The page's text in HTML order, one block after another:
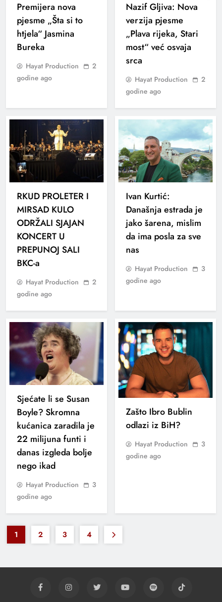
Premijera nova
pjesme „Šta si to
htjela“ Jasmina
Bureka
Hayat Production
2
godine ago
Nazif Gljiva: Nova
verzija pjesme
„Plava rijeka, Stari
most“ već osvaja
srca
Hayat Production
2
godine ago
RKUD PROLETER I
MIRSAD KULO
ODRŽALI SJAJAN
KONCERT U
PREPUNOJ SALI
BKC-a
Hayat Production
2
godine ago
Ivan Kurtić:
Današnja estrada je
jako šarena, mislim
da ima posla za sve
nas
Hayat Production
3
godine ago
Sjećate li se Susan
Boyle? Skromna
kućanica zaradila je
22 milijuna funti i
danas izgleda bolje
nego ikad
Hayat Production
3
godine ago
Zašto Ibro Bublin
odlazi iz BiH?
Hayat Production
3
godine ago
1 2 3 4